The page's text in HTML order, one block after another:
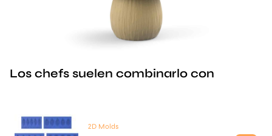
Los chefs suelen combinarlo con
2D Molds